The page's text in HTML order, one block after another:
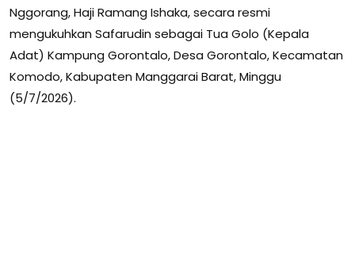
Nggorang, Haji Ramang Ishaka, secara resmi
mengukuhkan Safarudin sebagai Tua Golo (Kepala
Adat) Kampung Gorontalo, Desa Gorontalo, Kecamatan
Komodo, Kabupaten Manggarai Barat, Minggu
(5/7/2026).